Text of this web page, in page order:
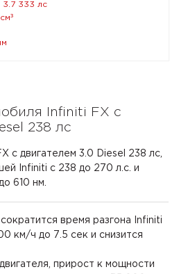
3.7 333 лс
³
Infiniti FX с
238 лс
с двигателем 3.0 Diesel 238 лс,
Infiniti с 238 до 270 л.с. и
610 нм.
время разгона Infiniti
км/ч до 7.5 сек и снизится
прирост к мощности